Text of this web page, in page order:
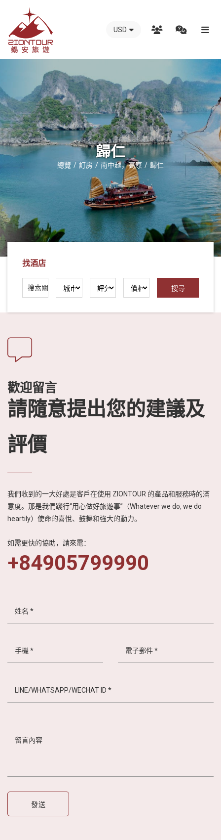
越
安
國
際
旅
行
社
南
接
-
南
好
的
合
作
伴！
越
旅
行
社
USD
歸仁
總覽 訂房 南中越，高原 歸仁
找酒店
歡迎留言
請隨意提出您的建議及
評價
我們收到的一大好處是客戶在使用 ZIONTOUR 的產品和服務時的滿
意度。那是我們踐行“用心做好旅遊事”（Whatever we do, we do
heartily）使命的喜悅、鼓舞和強大的動力。
如需更快的協助，請來電：
+84905799990